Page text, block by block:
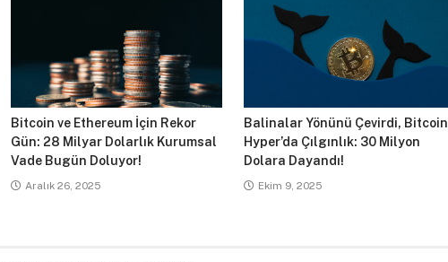
Bitcoin ve Ethereum İçin Rekor
Gün: 28 Milyar Dolarlık Kurumsal
Vade Bugün Doluyor!
Aralık 26, 2025
Balinalar Yönünü Çevirdi, Bitcoin
Hyper’da Çılgınlık: 30 Milyon
Dolara Dayandı!
Ekim 9, 2025